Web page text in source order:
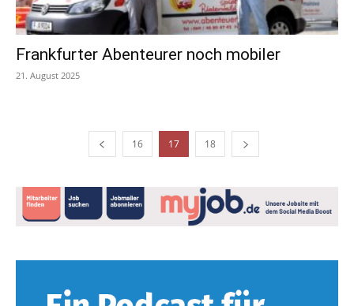
Frankfurter Abenteurer noch mobiler
21. August 2025
16 17 18